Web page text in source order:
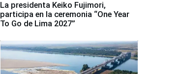
La presidenta Keiko Fujimori,
participa en la ceremonia “One Year
To Go de Lima 2027”